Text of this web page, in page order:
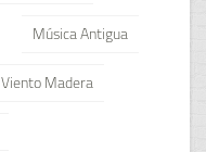
Música Antigua
Viento Madera